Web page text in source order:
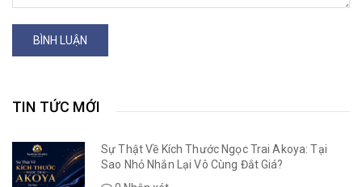
BÌNH LUẬN
TIN TỨC MỚI
Sự Thật Về Kích Thước Ngọc Trai Akoya: Tại
Sao Nhỏ Nhắn Lại Vô Cùng Đắt Giá?